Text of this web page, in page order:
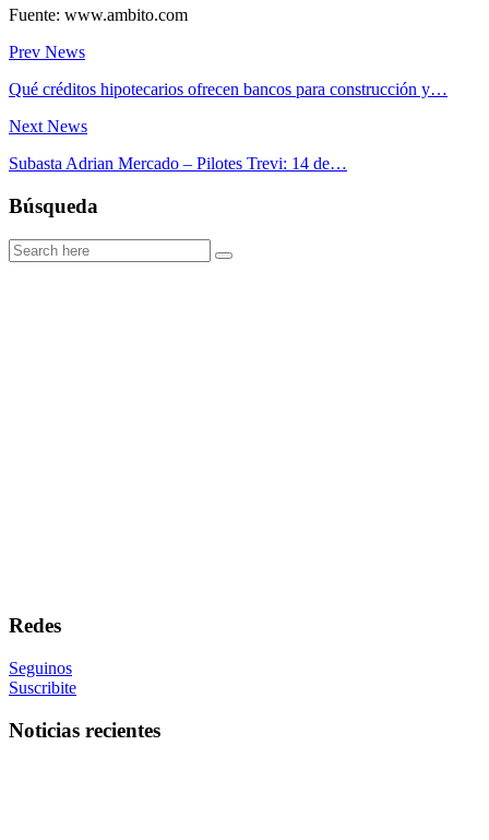
Fuente: www.ambito.com
Prev News
Qué créditos hipotecarios ofrecen bancos para construcción y…
Next News
Subasta Adrian Mercado – Pilotes Trevi: 14 de…
Búsqueda
Redes
Seguinos
Suscribite
Noticias recientes